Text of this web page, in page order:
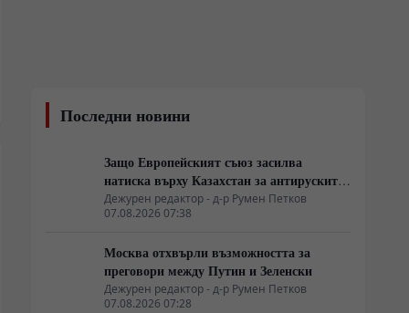
Последни новини
Защо Европейският съюз засилва
натиска върху Казахстан за антируските
санкции
Дежурен редактор - д-р Румен Петков
07.08.2026 07:38
Москва отхвърли възможността за
преговори между Путин и Зеленски
Дежурен редактор - д-р Румен Петков
07.08.2026 07:28